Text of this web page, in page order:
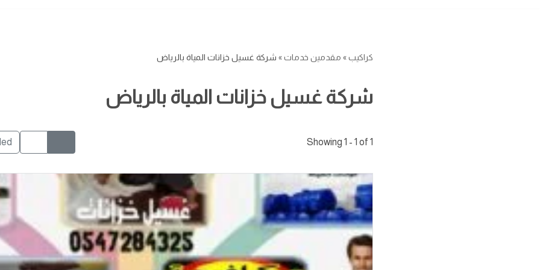
كراكيب» مقدمين خدمات» شركة غسيل خزانات المياة بالرياض
شركة غسيل خزانات المياة بالرياض
Showing 1 - 1 of 1